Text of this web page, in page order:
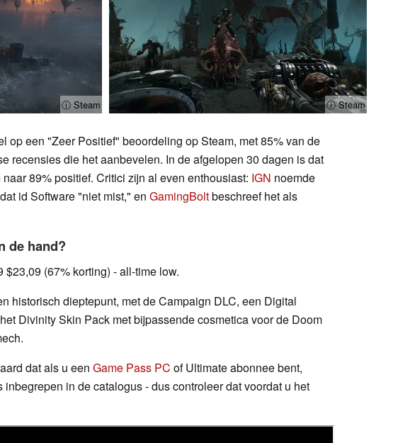
ⓘ Steam ⓘ Steam
op een "Zeer Positief" beoordeling op Steam, met 85% van de
recensies die het aanbevelen. In de afgelopen 30 dagen is dat
89% positief. Critici zijn al even enthousiast: IGN noemde
id Software "niet mist," en GamingBoltbeschreef het als
de hand?
$23,09 (67% korting) - all-time low.
historisch dieptepunt, met de Campaign DLC, een Digital
Divinity Skin Pack met bijpassende cosmetica voor de Doom
dat als u een Game Pass PC of Ultimate abonnee bent,
inbegrepen in de catalogus - dus controleer dat voordat u het